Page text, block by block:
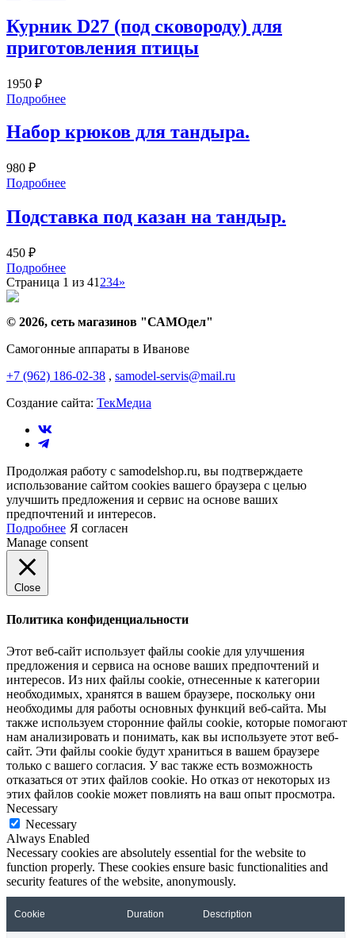
Курник D27 (под сковороду) для
приготовления птицы
1950 ₽
Подробнее
Набор крюков для тандыра.
980 ₽
Подробнее
Подставка под казан на тандыр.
450 ₽
Подробнее
Страница 1 из 41 234»
© 2026, сеть магазинов "САМОдел"
Самогонные аппараты в Иванове
+7 (962) 186-02-38 , samodel-servis@mail.ru
Создание сайта: ТекМедиа
Продолжая работу с samodelshop.ru, вы подтверждаете
использование сайтом cookies вашего браузера с целью
улучшить предложения и сервис на основе ваших
предпочтений и интересов.
Подробнее Я согласен
Manage consent
Close
Политика конфиденциальности
Этот веб-сайт использует файлы cookie для улучшения
предложения и сервиса на основе ваших предпочтений и
интересов. Из них файлы cookie, отнесенные к категории
необходимых, хранятся в вашем браузере, поскольку они
необходимы для работы основных функций веб-сайта. Мы
также используем сторонние файлы cookie, которые помогают
нам анализировать и понимать, как вы используете этот веб-
сайт. Эти файлы cookie будут храниться в вашем браузере
только с вашего согласия. У вас также есть возможность
отказаться от этих файлов cookie. Но отказ от некоторых из
этих файлов cookie может повлиять на ваш опыт просмотра.
Necessary
Necessary
Always Enabled
Necessary cookies are absolutely essential for the website to
function properly. These cookies ensure basic functionalities and
security features of the website, anonymously.
Cookie Duration Description